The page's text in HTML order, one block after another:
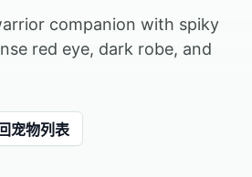
companion with spiky
red eye, dark robe, and
宠物列表